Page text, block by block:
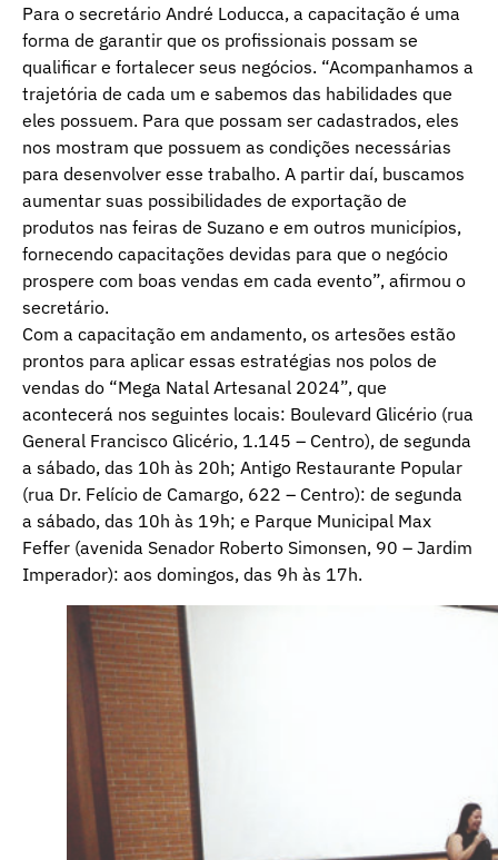
Para o secretário André Loducca, a capacitação é uma
forma de garantir que os profissionais possam se
qualificar e fortalecer seus negócios. “Acompanhamos a
trajetória de cada um e sabemos das habilidades que
eles possuem. Para que possam ser cadastrados, eles
nos mostram que possuem as condições necessárias
para desenvolver esse trabalho. A partir daí, buscamos
aumentar suas possibilidades de exportação de
produtos nas feiras de Suzano e em outros municípios,
fornecendo capacitações devidas para que o negócio
prospere com boas vendas em cada evento”, afirmou o
secretário.
Com a capacitação em andamento, os artesões estão
prontos para aplicar essas estratégias nos polos de
vendas do “Mega Natal Artesanal 2024”, que
acontecerá nos seguintes locais: Boulevard Glicério (rua
General Francisco Glicério, 1.145 – Centro), de segunda
a sábado, das 10h às 20h; Antigo Restaurante Popular
(rua Dr. Felício de Camargo, 622 – Centro): de segunda
a sábado, das 10h às 19h; e Parque Municipal Max
Feffer (avenida Senador Roberto Simonsen, 90 – Jardim
Imperador): aos domingos, das 9h às 17h.